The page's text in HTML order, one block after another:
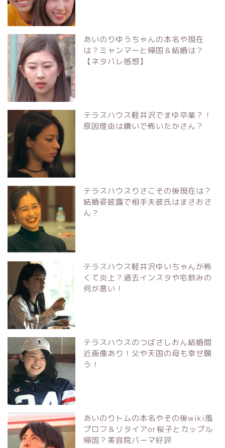
あいのりゆうちゃんの本名や現在
は？ミャンマーと帰国＆結婚は？
【ネタバレ感想】
テラスハウス軽井沢でまゆ卒業？！
原因理由は嫌いで怖いたかさん？
テラスハウスりさこその後現在は？
結婚姿披露で相手夫彼氏はまさおさ
ん？
テラスハウス軽井沢ゆいちゃんが怖
くて炎上？過去インスタや宅飲みの
何が悪い！
テラスハウスのつばさしおん結婚間
近画像あり！父や天国の母も幸せ願
う！
あいのりトムの本名やその後wiki風
プロフ＆リタイアor桜子とカップル
帰国？美容院パーマ好評